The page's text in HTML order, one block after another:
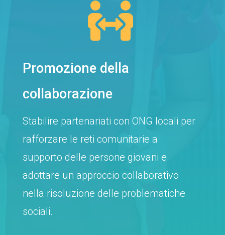

Promozione della
collaborazione
Stabilire partenariati con ONG locali per
rafforzare le reti comunitarie a
supporto delle persone giovani e
adottare un approccio collaborativo
nella risoluzione delle problematiche
sociali.